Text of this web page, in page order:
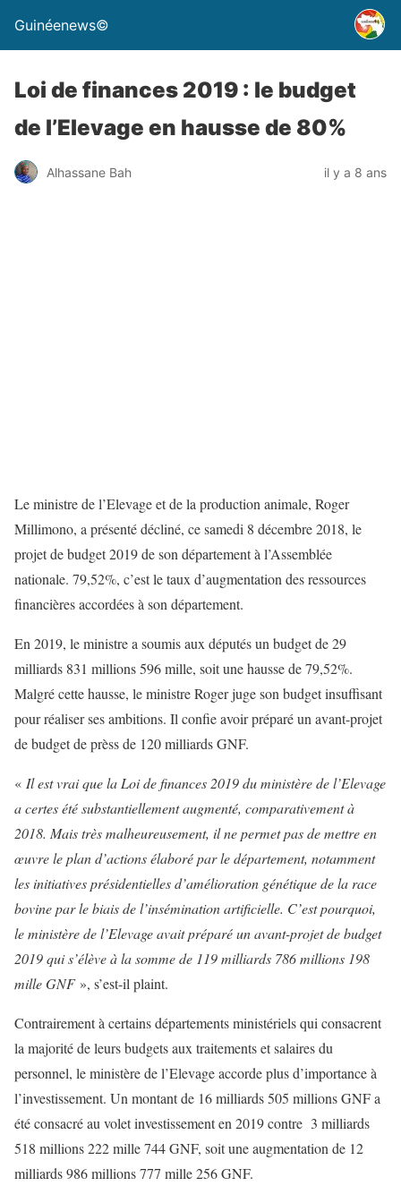
Guinéenews©
Loi de finances 2019 : le budget
de l’Elevage en hausse de 80%
Alhassane Bah il y a 8 ans
Le ministre de l’Elevage et de la production animale, Roger
Millimono, a présenté décliné, ce samedi 8 décembre 2018, le
projet de budget 2019 de son département à l’Assemblée
nationale. 79,52%, c’est le taux d’augmentation des ressources
financières accordées à son département.
En 2019, le ministre a soumis aux députés un budget de 29
milliards 831 millions 596 mille, soit une hausse de 79,52%.
Malgré cette hausse, le ministre Roger juge son budget insuffisant
pour réaliser ses ambitions. Il confie avoir préparé un avant-projet
de budget de prèss de 120 milliards GNF.
« Il est vrai que la Loi de finances 2019 du ministère de l’Elevage
a certes été substantiellement augmenté, comparativement à
2018. Mais très malheureusement, il ne permet pas de mettre en
œuvre le plan d’actions élaboré par le département, notamment
les initiatives présidentielles d’amélioration génétique de la race
bovine par le biais de l’insémination artificielle. C’est pourquoi,
le ministère de l’Elevage avait préparé un avant-projet de budget
2019 qui s’élève à la somme de 119 milliards 786 millions 198
mille GNF», s’est-il plaint.
Contrairement à certains départements ministériels qui consacrent
la majorité de leurs budgets aux traitements et salaires du
personnel, le ministère de l’Elevage accorde plus d’importance à
l’investissement. Un montant de 16 milliards 505 millions GNF a
été consacré au volet investissement en 2019 contre 3 milliards
518 millions 222 mille 744 GNF, soit une augmentation de 12
milliards 986 millions 777 mille 256 GNF.